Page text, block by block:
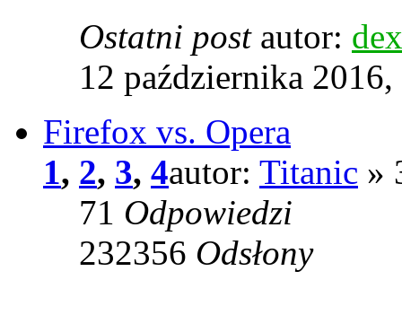
Ostatni post autor:
12 października
Firefox vs. Opera
1, 2, 3, 4autor: Titanic »
71 Odpowiedzi
232356 Odsłony